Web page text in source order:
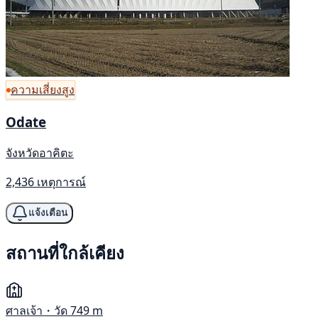
ความเสี่ยงสูง
Odate
จังหวัดอาคิตะ
2,436 เหตุการณ์
แจ้งเตือน
สถานที่ใกล้เคียง
ศาลเจ้า・วัด749 m